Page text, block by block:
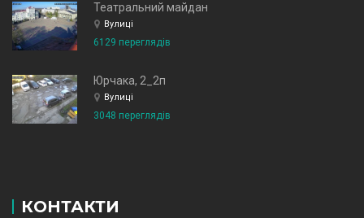
Театральний майдан
Вулиці
6129 переглядів
Юрчака, 2_2п
Вулиці
3048 переглядів
КОНТАКТИ